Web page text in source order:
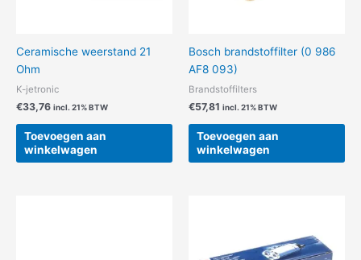
Ceramische weerstand 21
Ohm
K-jetronic
€33,76 incl. 21% BTW
Toevoegen aan
winkelwagen
Bosch brandstoffilter (0 986
AF8 093)
Brandstoffilters
€57,81 incl. 21% BTW
Toevoegen aan
winkelwagen